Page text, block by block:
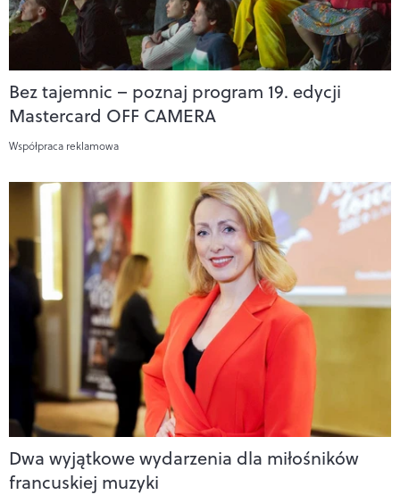
Bez tajemnic – poznaj program 19. edycji
Mastercard OFF CAMERA
Współpraca reklamowa
Dwa wyjątkowe wydarzenia dla miłośników
francuskiej muzyki